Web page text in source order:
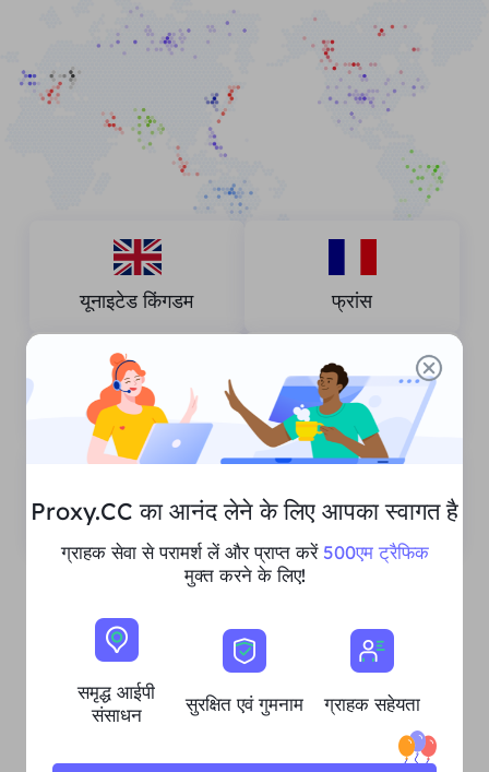
यूनाइटेड किंगडम फ्रांस
स्पेन जर्मनी
संयुक्त राज्य अमेरिका कनाडा
शीर्ष भाषाएँ समर्थित
आसानी से एकीकृत और अनुकूलन योग्य
Proxy.CC का आनंद लेने के लिए आपका स्वागत है
ग्राहक सेवा से परामर्श लें और प्राप्त करें 500एम ट्रैफिक
मुक्त करने के लिए!
समृद्ध आईपी
संसाधन
सुरक्षित एवं गुमनाम ग्राहक सहेयता